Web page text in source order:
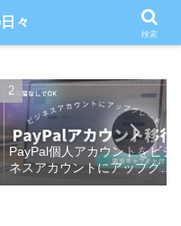
PayPal個人アカウントをビジ
ネスアカウントにアップグレ
ードしてみた【実画面付き】
々
検索